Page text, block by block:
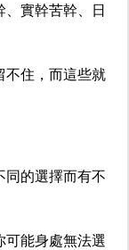
實幹苦幹、日
不住，而這些就
同的選擇而有不
可能身處無法選